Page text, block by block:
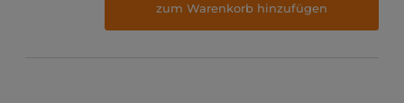
zum Warenkorb hinzufügen